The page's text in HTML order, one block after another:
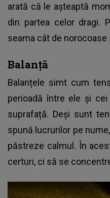
arată că le așteaptă
din partea celor dragi.
seama cât de norocoase
Balanță
Balanțele simt cum
perioadă între ele și
suprafață. Deși sunt
spună lucrurilor pe
păstreze calmul. În
certuri, ci să se